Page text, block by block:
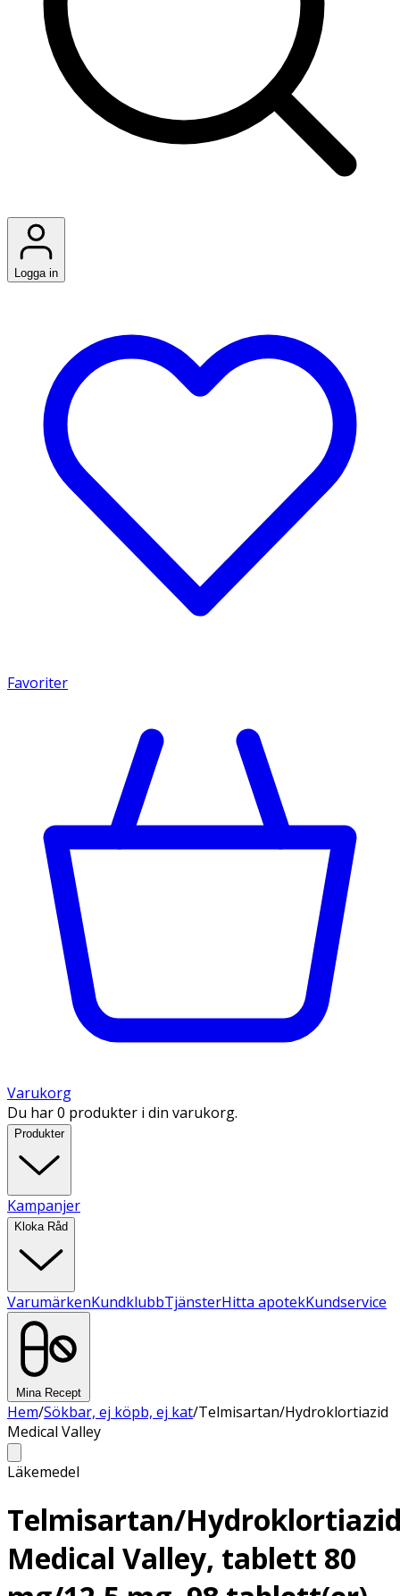
Logga in
Favoriter
Varukorg
Du har 0 produkter i din varukorg.
Produkter
Kampanjer
Kloka Råd
VarumärkenKundklubbTjänsterHitta apotekKundservice
Mina Recept
Hem/Sökbar, ej köpb, ej kat/Telmisartan/Hydroklortiazid
Medical Valley
Läkemedel
Telmisartan/
Medical Valley, tablett 80